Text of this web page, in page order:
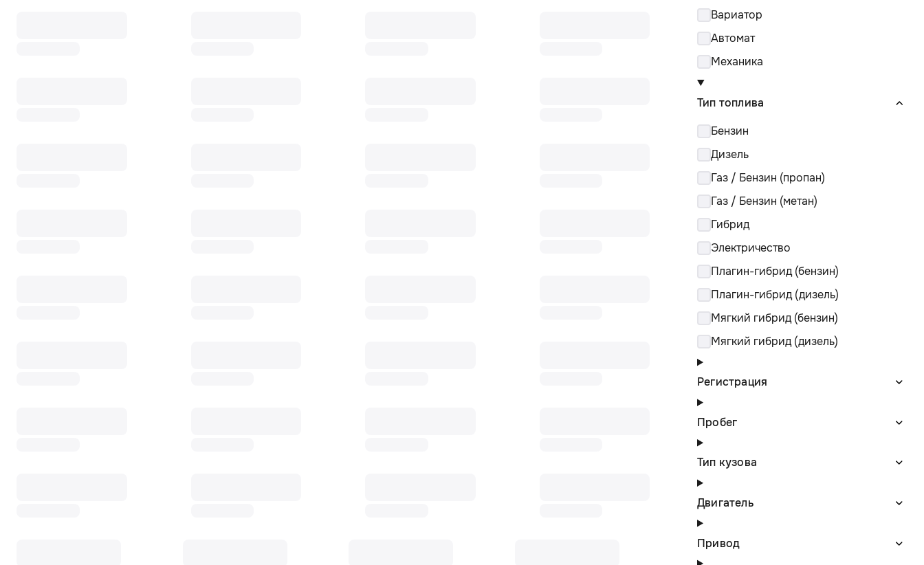
Вариатор
Автомат
Механика
Тип топлива
Бензин
Дизель
Газ / Бензин (пропан)
Газ / Бензин (метан)
Гибрид
Электричество
Плагин-гибрид (бензин)
Плагин-гибрид (дизель)
Мягкий гибрид (бензин)
Мягкий гибрид (дизель)
Регистрация
Пробег
Тип кузова
Двигатель
Привод